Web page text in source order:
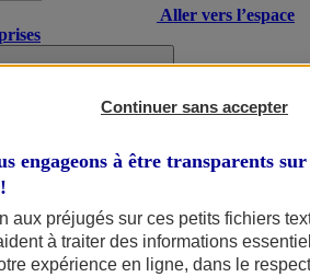
Aller vers l’espace
Continuer sans accepter
engageons à être transparents
!
aux préjugés sur ces petits fichiers
à traiter des informations
expérience en ligne, dans le